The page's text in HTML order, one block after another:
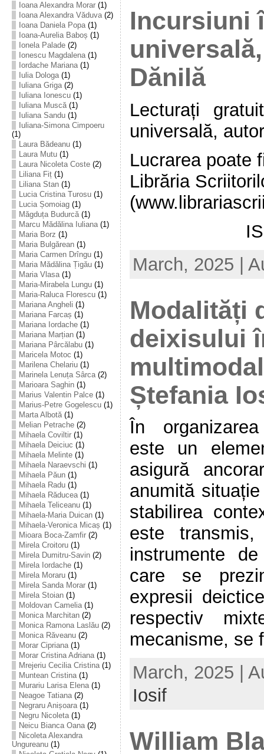
Ioana Alexandra Morar(1)
Ioana Alexandra Văduva(2)
Ioana Daniela Popa(1)
Ioana-Aurelia Baboș (1)
Ionela Palade(2)
Ionescu Magdalena(1)
Iordache Mariana(1)
Iulia Dologa(1)
Iuliana Griga(2)
Iuliana Ionescu(1)
Iuliana Muscă(1)
Iuliana Sandu(1)
Iuliana-Simona Cimpoeru
(1)
Laura Bădeanu(1)
Laura Mutu(1)
Laura Nicoleta Coste(2)
Liliana Fiț(1)
Liliana Stan(1)
Lucia Cristina Turosu(1)
Lucia Șomoiag(1)
Măgduța Budurcă(1)
Marcu Mădălina Iuliana(1)
Maria Borz (1)
Maria Bulgărean(1)
Maria Carmen Drîngu(1)
Maria Mădălina Țigău(1)
Maria Vlasa(1)
Maria-Mirabela Lungu(1)
Maria-Raluca Florescu(1)
Mariana Angheli (1)
Mariana Farcaș (1)
Mariana Iordache(1)
Mariana Marțian(1)
Mariana Pârcălabu(1)
Maricela Motoc (1)
Marilena Chelariu(1)
Marinela Lenuța Sârca(2)
Marioara Saghin(1)
Marius Valentin Palce(1)
Marius-Petre Gogelescu(1)
Marta Albotă(1)
Melian Petrache(2)
Mihaela Coviltir(1)
Mihaela Deiciuc (1)
Mihaela Melinte(1)
Mihaela Naraevschi (1)
Mihaela Păun(1)
Mihaela Radu(1)
Mihaela Răducea(1)
Mihaela Teliceanu(1)
Mihaela-Maria Duican(1)
Mihaela-Veronica Micaș (1)
Mioara Boca-Zamfir(2)
Mirela Croitoru(1)
Mirela Dumitru-Savin(2)
Mirela Iordache(1)
Mirela Moraru(1)
Mirela Sanda Morar(1)
Mirela Stoian(1)
Moldovan Camelia(1)
Monica Marchitan(2)
Monica Ramona Laslău(2)
Monica Răveanu(2)
Morar Cipriana(1)
Morar Cristina Adriana(1)
Mrejeriu Cecilia Cristina(1)
Muntean Cristina(1)
Murariu Larisa Elena(1)
Neagoe Tatiana(2)
Negraru Anișoara(1)
Negru Nicoleta(1)
Neicu Bianca Oana(2)
Nicoleta Alexandra
Ungureanu(1)
Incursiuni
Dănilă
Lecturați
universală,
Lucrarea poate
Librăria
March, 2025 |
Modalități
deixisului
Ștefania
În
este un
asigură
anumită
stabilirea
este
instrumente
care se
expresii
respectiv
mecanisme, se
March, 2025 |
Iosif
William